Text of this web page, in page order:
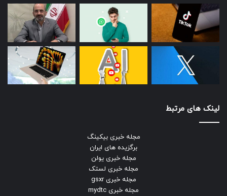
لینک های مرتبط
مجله خبری بیکینگ
برگزیده های ایران
مجله خبری یولن
مجله خبری لستک
مجله خبری gsxr
مجله خبری mydtc